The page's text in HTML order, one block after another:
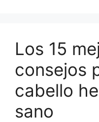
Los 15
consejos
cabello
sano